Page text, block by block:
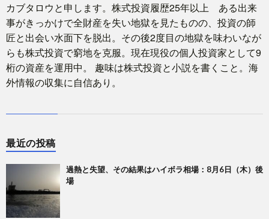
カブタロウと申します。株式投資履歴25年以上 ある出来
事がきっかけで全財産を失い地獄を見たものの、投資の師
匠と出会い水面下を脱出。その後2度目の地獄を味わいなが
らも株式投資で窮地を克服。現在現役の個人投資家として9
桁の資産を運用中。 趣味は株式投資と小説を書くこと。海
外情報の収集に自信あり。
最近の投稿
過熱と失望、その結果はハイボラ相場：8月6日（木）後
場